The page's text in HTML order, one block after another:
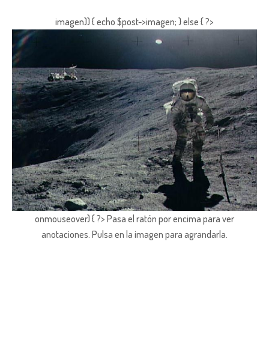
imagen)) { echo $post->imagen; } else { ?>
onmouseover) { ?> Pasa el ratón por encima para ver
anotaciones. Pulsa en la imagen para agrandarla.